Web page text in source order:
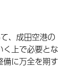
、成田空港の
上で必要とな
に万全を期す